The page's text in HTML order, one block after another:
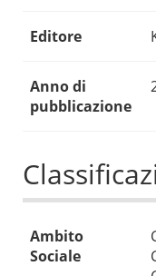
Editore
Anno di
pubblicazione
Ambito
Sociale